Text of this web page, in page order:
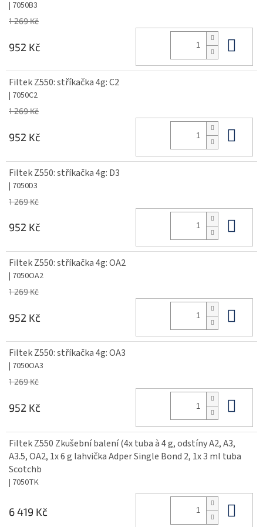
| 7050B3
1 269 Kč
952 Kč
Filtek Z550: stříkačka 4g: C2
| 7050C2
1 269 Kč
952 Kč
Filtek Z550: stříkačka 4g: D3
| 7050D3
1 269 Kč
952 Kč
Filtek Z550: stříkačka 4g: OA2
| 7050OA2
1 269 Kč
952 Kč
Filtek Z550: stříkačka 4g: OA3
| 7050OA3
1 269 Kč
952 Kč
Filtek Z550 Zkušební balení (4x tuba à 4 g, odstíny A2, A3,
A3.5, OA2, 1x 6 g lahvička Adper Single Bond 2, 1x 3 ml tuba
Scotchb
| 7050TK
6 419 Kč